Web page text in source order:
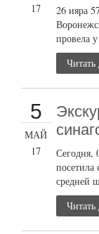
17
26 ияра
провела
Читать
5
МАЙ
17
Сегодня,
посетила
средней
Читать